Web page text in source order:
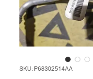
SKU: P68302514AA